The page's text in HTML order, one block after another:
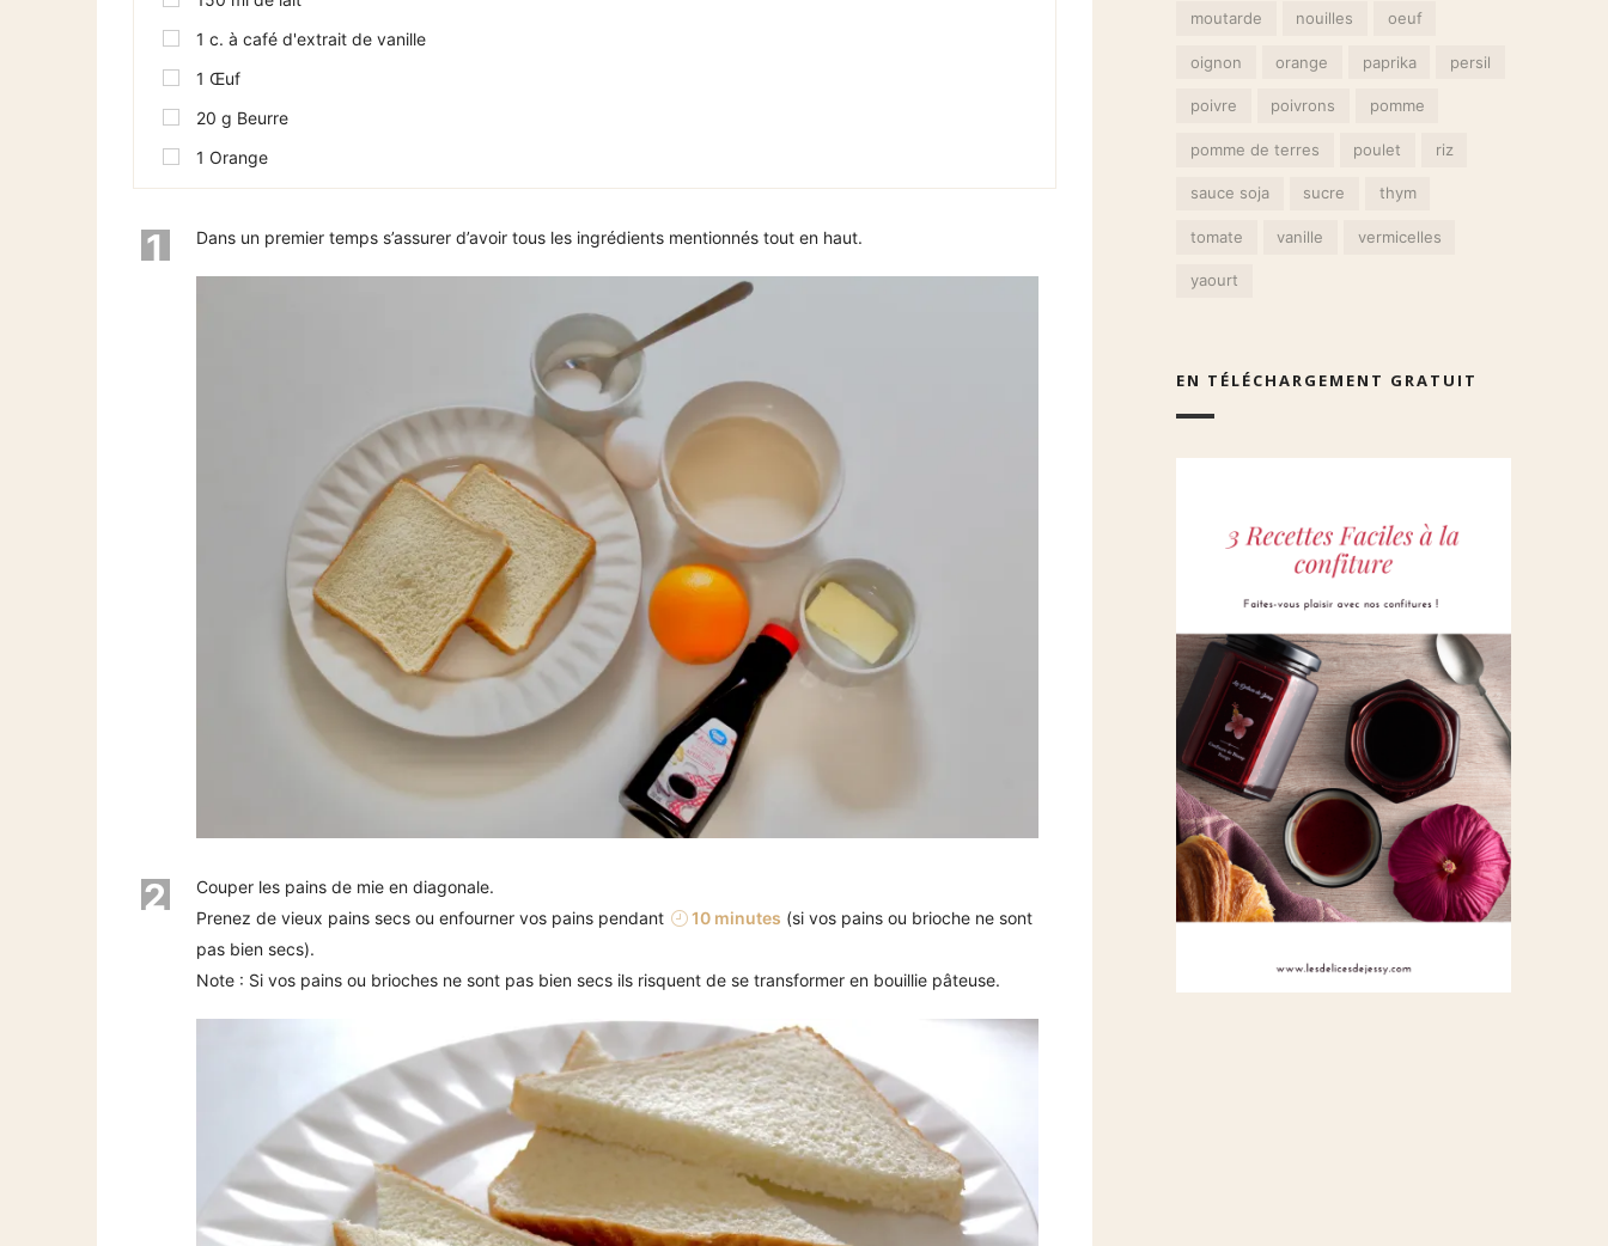
1 c. à café d'extrait de vanille
1 Œuf
20 g Beurre
1 Orange
1 Dans un premier temps s’assurer d’avoir tous les ingrédients mentionnés tout en haut.
2
Couper les pains de mie en diagonale.
Prenez de vieux pains secs ou enfourner vos pains pendant
10 minutes (si vos pains ou brioche ne sont
pas bien secs).
Note : Si vos pains ou brioches ne sont pas bien secs ils risquent de se transformer en bouillie pâteuse.
moutarde nouilles oeuf
oignon orange paprika persil
poivre poivrons pomme
pomme de terres poulet riz
sauce soja sucre thym
tomate vanille vermicelles
yaourt
EN TÉLÉCHARGEMENT GRATUIT